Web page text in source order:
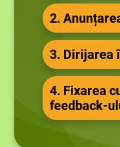
2.
3. Dirijarea
4. Fixarea
feedback-